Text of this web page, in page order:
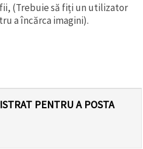
(Trebuie să fiți un utilizator
a încărca imagini).
PENTRU A POSTA